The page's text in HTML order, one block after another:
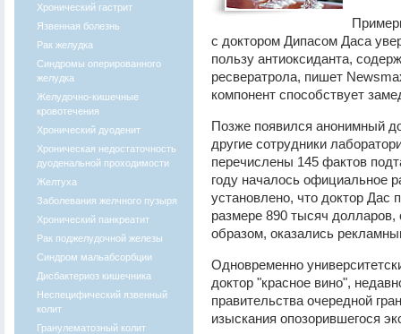
Хронический гастрит
Язвенная болезнь
Рак желудка
Синдромы оперированного
желудка
Желудочно-кишечные
кровотечения
Хронический дуоденит
Хроническая недостаточность
дуоденальной проходимости
Желтуха
Заболевания желчного пузыря
Хронический панкреатит
Рак поджелудочной железы
Синдром мальабсорбции
Дисбактериоз кишечника
Неспецифический язвенный
колит
Гранулематозный колит
с доктором Дипасом Даса
пользу антиоксиданта,
ресвератрола, пишет
компонент способствует
Позже появился анонимный
другие сотрудники
перечислены 145 фактов
году началось официальное
установлено, что доктор Дас
размере 890 тысяч
образом, оказались
Одновременно
доктор "красное вино",
правительства очередной
изыскания опозорившегося